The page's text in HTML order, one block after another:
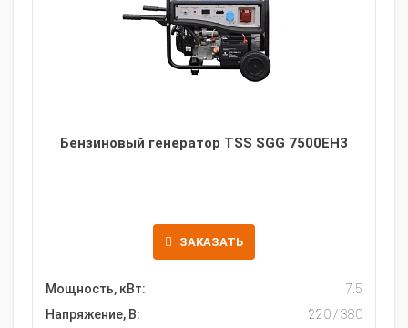
Бензиновый генератор TSS SGG 7500EH3
ЗАКАЗАТЬ
Мощность, кВт:
7.5
Напряжение, В:
220 / 380